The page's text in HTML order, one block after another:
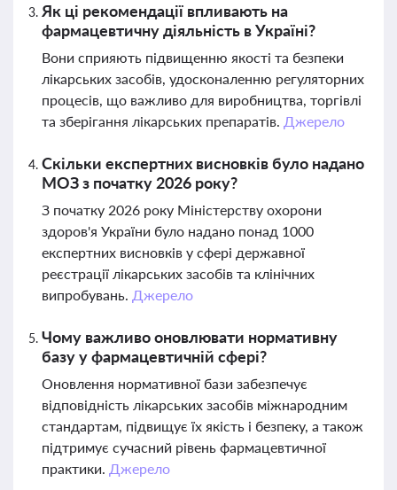
Як ці рекомендації впливають на
фармацевтичну діяльність в Україні?
Вони сприяють підвищенню якості та безпеки
лікарських засобів, удосконаленню регуляторних
процесів, що важливо для виробництва, торгівлі
та зберігання лікарських препаратів. Джерело
Скільки експертних висновків було надано
МОЗ з початку 2026 року?
З початку 2026 року Міністерству охорони
здоров'я України було надано понад 1000
експертних висновків у сфері державної
реєстрації лікарських засобів та клінічних
випробувань. Джерело
Чому важливо оновлювати нормативну
базу у фармацевтичній сфері?
Оновлення нормативної бази забезпечує
відповідність лікарських засобів міжнародним
стандартам, підвищує їх якість і безпеку, а також
підтримує сучасний рівень фармацевтичної
практики. Джерело